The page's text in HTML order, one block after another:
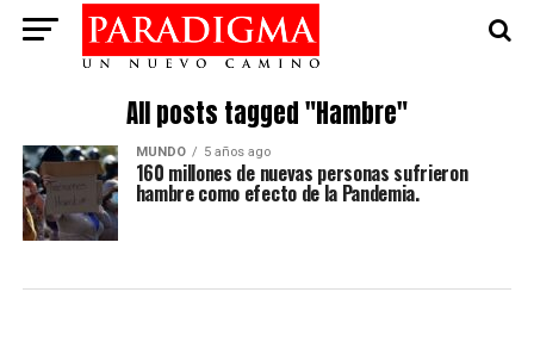
All posts tagged "Hambre"
MUNDO 5 años ago
160 millones de nuevas personas sufrieron
hambre como efecto de la Pandemia.